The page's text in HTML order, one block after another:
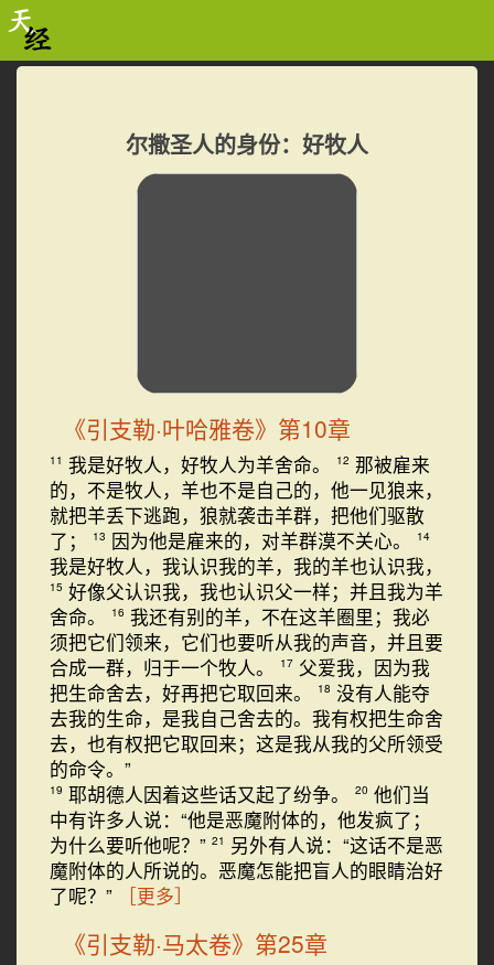
尔撒圣人的身份：好牧人
《引支勒·叶哈雅卷》第10章
11 我是好牧人，好牧人为羊舍命。 12 那被雇来
的，不是牧人，羊也不是自己的，他一见狼来，
就把羊丢下逃跑，狼就袭击羊群，把他们驱散
了；
13 因为他是雇来的，对羊群漠不关心。 14
我是好牧人，我认识我的羊，我的羊也认识我，
15 好像父认识我，我也认识父一样；并且我为羊
舍命。
16 我还有别的羊，不在这羊圈里；我必
须把它们领来，它们也要听从我的声音，并且要
合成一群，归于一个牧人。
17 父爱我，因为我
把生命舍去，好再把它取回来。
18 没有人能夺
去我的生命，是我自己舍去的。我有权把生命舍
去，也有权把它取回来；这是我从我的父所领受
的命令。”
19 耶胡德人因着这些话又起了纷争。 20 他们当
中有许多人说：“他是恶魔附体的，他发疯了；
为什么要听他呢？” 21 另外有人说：“这话不是恶
魔附体的人所说的。恶魔怎能把盲人的眼睛治好
了呢？”
［更多］
《引支勒·马太卷》第25章